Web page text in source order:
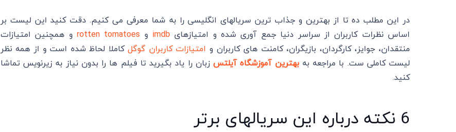
در این مطلب ده تا از بهترین و جذاب ترین سریالهای انگلیسی را به شما معرفی می کنیم. دقت کنید این لیست بر
اساس نظرات کاربران از سراسر دنیا جمع آوری شده و امتیازهای imdb و rotten tomatoes و همچنین امتیازات
منتقدان، جوایز، کارگردان، بازیگران، کامنت های کاربران و امتیازات کاربران گوگلکاملا لحاظ شده است و از همه نظر
لیست کاملی ست. با مراجعه بهبهترین آموزشگاه آیلتس زبان را یاد بگیرید تا فیلم ها را بدون نیاز به زیرنویس تماشا
کنید.
6 نکته درباره این سریالهای برتر